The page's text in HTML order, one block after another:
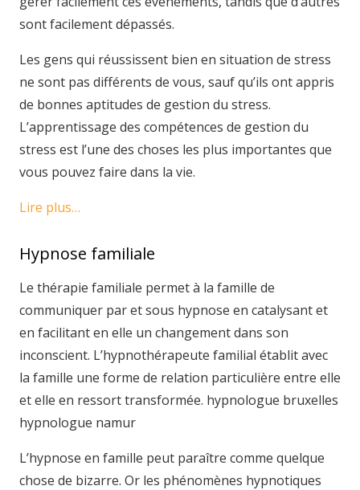
sont facilement dépassés.
Les gens qui réussissent bien en situation de stress
ne sont pas différents de vous, sauf qu’ils ont appris
de bonnes aptitudes de gestion du stress.
L’apprentissage des compétences de gestion du
stress est l’une des choses les plus importantes que
vous pouvez faire dans la vie.
Lire plus…
Hypnose familiale
Le thérapie familiale permet à la famille de
communiquer par et sous hypnose en catalysant et
en facilitant en elle un changement dans son
inconscient. L’hypnothérapeute familial établit avec
la famille une forme de relation particulière entre elle
et elle en ressort transformée. hypnologue bruxelles
hypnologue namur
L’hypnose en famille peut paraître comme quelque
chose de bizarre. Or les phénomènes hypnotiques